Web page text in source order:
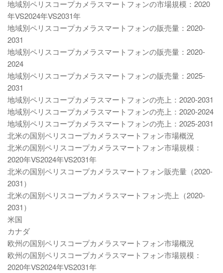
地域別ペリスコープカメラスマートフォンの市場規模：2020
年VS2024年VS2031年
地域別ペリスコープカメラスマートフォンの販売量：2020-
2031
地域別ペリスコープカメラスマートフォンの販売量：2020-
2024
地域別ペリスコープカメラスマートフォンの販売量：2025-
2031
地域別ペリスコープカメラスマートフォンの売上：2020-2031
地域別ペリスコープカメラスマートフォンの売上：2020-2024
地域別ペリスコープカメラスマートフォンの売上：2025-2031
北米の国別ペリスコープカメラスマートフォン市場概況
北米の国別ペリスコープカメラスマートフォン市場規模：
2020年VS2024年VS2031年
北米の国別ペリスコープカメラスマートフォン販売量（2020-
2031）
北米の国別ペリスコープカメラスマートフォン売上（2020-
2031）
米国
カナダ
欧州の国別ペリスコープカメラスマートフォン市場概況
欧州の国別ペリスコープカメラスマートフォン市場規模：
2020年VS2024年VS2031年